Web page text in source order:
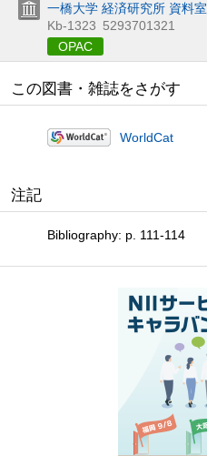
一橋大学 経済研究所 資料室
Kb-1323 5293701321
OPAC
この図書・雑誌をさがす
WorldCat
注記
Bibliography: p. 111-114